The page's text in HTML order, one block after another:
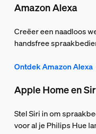
Amazon Alexa
Creëer een naadloos
handsfree
Ontdek Amazon Alexa
Apple Home en
Stel Siri in om
voor al je Philips Hue